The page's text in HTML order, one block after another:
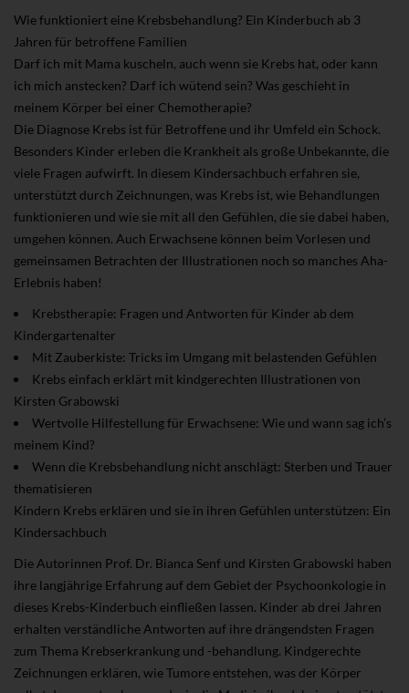
Wie funktioniert eine Krebsbehandlung? Ein Kinderbuch ab 3
Jahren für betroffene Familien
Darf ich mit Mama kuscheln, auch wenn sie Krebs hat, oder kann
ich mich anstecken? Darf ich wütend sein? Was geschieht in
meinem Körper bei einer Chemotherapie?
Die Diagnose Krebs ist für Betroffene und ihr Umfeld ein Schock.
Besonders Kinder erleben die Krankheit als große Unbekannte, die
viele Fragen aufwirft. In diesem Kindersachbuch erfahren sie,
unterstützt durch Zeichnungen, was Krebs ist, wie Behandlungen
funktionieren und wie sie mit all den Gefühlen, die sie dabei haben,
umgehen können. Auch Erwachsene können beim Vorlesen und
gemeinsamen Betrachten der Illustrationen noch so manches Aha-
Erlebnis haben!
Krebstherapie: Fragen und Antworten für Kinder ab dem
Kindergartenalter
Mit Zauberkiste: Tricks im Umgang mit belastenden Gefühlen
Krebs einfach erklärt mit kindgerechten Illustrationen von
Kirsten Grabowski
Wertvolle Hilfestellung für Erwachsene: Wie und wann sag ich’s
meinem Kind?
Wenn die Krebsbehandlung nicht anschlägt: Sterben und Trauer
thematisieren
Kindern Krebs erklären und sie in ihren Gefühlen unterstützen: Ein
Kindersachbuch
Die Autorinnen Prof. Dr. Bianca Senf und Kirsten Grabowski haben
ihre langjährige Erfahrung auf dem Gebiet der Psychoonkologie in
dieses Krebs-Kinderbuch einfließen lassen. Kinder ab drei Jahren
erhalten verständliche Antworten auf ihre drängendsten Fragen
zum Thema Krebserkrankung und -behandlung. Kindgerechte
Zeichnungen erklären, wie Tumore entstehen, was der Körper